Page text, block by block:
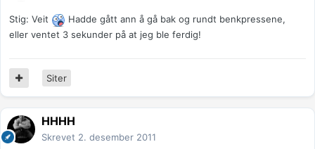
Stig: Veit
Hadde gått ann å gå bak og rundt benkpressene,
eller ventet 3 sekunder på at jeg ble ferdig!
Siter
HHHH
Skrevet 2. desember 2011